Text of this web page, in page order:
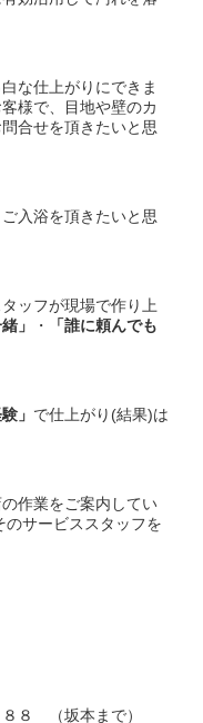
な仕上がりにできま
様で、目地や壁のカ
合せを頂きたいと思
入浴を頂きたいと思
ッフが現場で作り上
」 ・
「誰に頼んでも
」 で仕上がり(結果)は
作業をご案内してい
のサービススタッフを
８ （坂本まで）